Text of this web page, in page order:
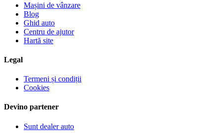
Mașini de vânzare
Blog
Ghid auto
Centru de ajutor
Hartă site
Legal
Termeni și condiții
Cookies
Devino partener
Sunt dealer auto